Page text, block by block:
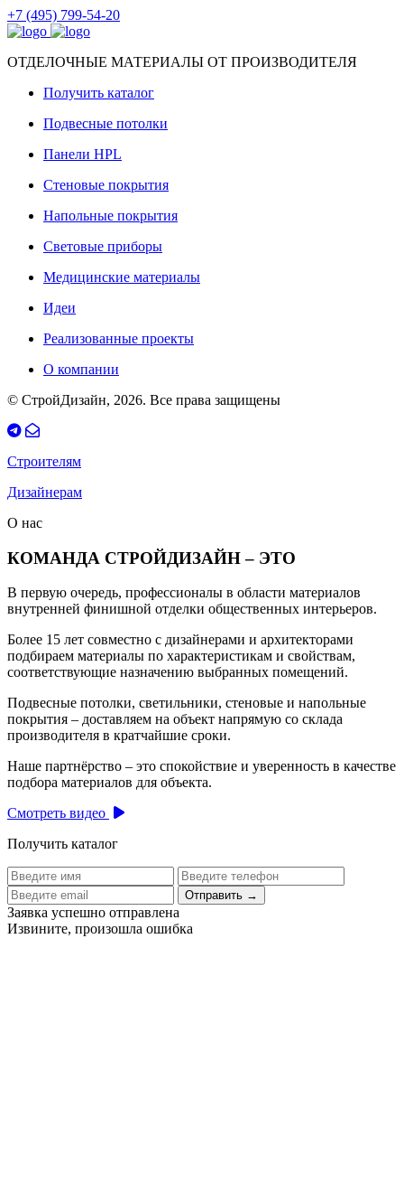
+7 (495) 799-54-20
ОТДЕЛОЧНЫЕ МАТЕРИАЛЫ ОТ ПРОИЗВОДИТЕЛЯ
Получить каталог
Подвесные потолки
Панели HPL
Стеновые покрытия
Напольные покрытия
Световые приборы
Медицинские материалы
Идеи
Реализованные проекты
О компании
© СтройДизайн, 2026. Все права защищены
Строителям
Дизайнерам
О нас
КОМАНДА СТРОЙДИЗАЙН – ЭТО
В первую очередь, профессионалы в области материалов
внутренней финишной отделки общественных интерьеров.
Более 15 лет совместно с дизайнерами и архитекторами
подбираем материалы по характеристикам и свойствам,
соответствующие назначению выбранных помещений.
Подвесные потолки, светильники, стеновые и напольные
покрытия – доставляем на объект напрямую со склада
производителя в кратчайшие сроки.
Наше партнёрство – это спокойствие и уверенность в качестве
подбора материалов для объекта.
Смотреть видео
Получить каталог
Отправить →
Заявка успешно отправлена
Извините, произошла ошибка